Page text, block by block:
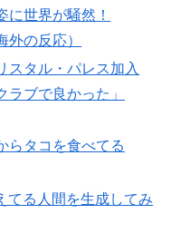
がバチバチにブロック
ゃおもろいｗｗｗ【タ
敬斗、ランス残留の可
」日本がアニメ化し
中
財政不足を海外資産へ
に世界が騒然！
の反応）
スタル・パレス加入
ブで良かった」
らタコを食べてる
てる人間を生成してみ